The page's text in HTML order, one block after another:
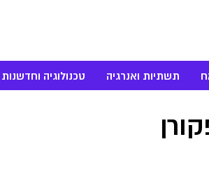
תשתיות ואנרגיה טכנולוגיה וחדשנות